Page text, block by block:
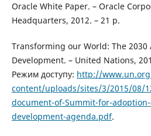
Oracle White Paper. – Oracle
Headquarters, 2012. – 21 p.
Transforming our World: The
Development. – United Nations,
Режим доступу: http://
content/uploads/sites/3/2015/08/
document-of-Summit-for-
development-agenda.pdf.